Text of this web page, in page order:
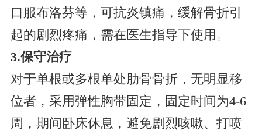
口服布洛芬等，可抗炎镇痛，缓解骨折引
起的剧烈疼痛，需在医生指导下使用。
3.保守治疗
对于单根或多根单处肋骨骨折，无明显移
位者，采用弹性胸带固定，固定时间为4-6
周，期间卧床休息，避免剧烈咳嗽、打喷